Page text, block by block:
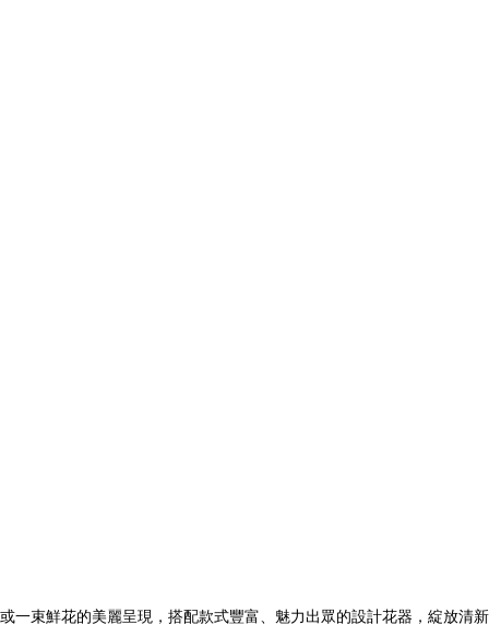
一束鮮花的美麗呈現，搭配款式豐富、魅力出眾的設計花器，綻放清